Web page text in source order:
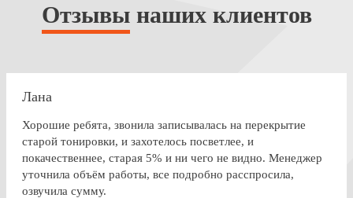
Отзывынаших клиентов
Лана
Хорошие ребята, звонила записывалась на перекрытие
старой тонировки, и захотелось посветлее, и
покачественнее, старая 5% и ни чего не видно. Менеджер
уточнила объём работы, все подробно расспросила,
озвучила сумму.